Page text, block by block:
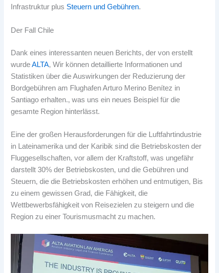
Infrastruktur plus Steuern und Gebühren.
Der Fall Chile
Dank eines interessanten neuen Berichts, der von erstellt
wurdeALTA, Wir können detaillierte Informationen und
Statistiken über die Auswirkungen der Reduzierung der
Bordgebühren am Flughafen Arturo Merino Benítez in
Santiago erhalten., was uns ein neues Beispiel für die
gesamte Region hinterlässt.
Eine der großen Herausforderungen für die Luftfahrtindustrie
in Lateinamerika und der Karibik sind die Betriebskosten der
Fluggesellschaften, vor allem der Kraftstoff, was ungefähr
darstellt 30% der Betriebskosten, und die Gebühren und
Steuern, die die Betriebskosten erhöhen und entmutigen, Bis
zu einem gewissen Grad, die Fähigkeit, die
Wettbewerbsfähigkeit von Reisezielen zu steigern und die
Region zu einer Tourismusmacht zu machen.